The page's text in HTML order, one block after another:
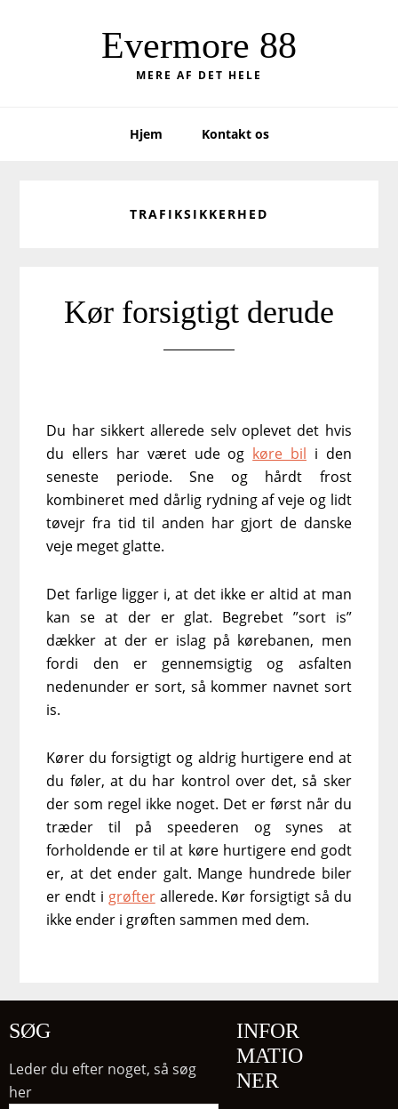
Evermore 88
MERE AF DET HELE
Hjem Kontakt os
TRAFIKSIKKERHED
Kør forsigtigt derude
Du har sikkert allerede selv oplevet det hvis
du ellers har været ude og køre bil i den
seneste periode. Sne og hårdt frost
kombineret med dårlig rydning af veje og lidt
tøvejr fra tid til anden har gjort de danske
veje meget glatte.
Det farlige ligger i, at det ikke er altid at man
kan se at der er glat. Begrebet ”sort is”
dækker at der er islag på kørebanen, men
fordi den er gennemsigtig og asfalten
nedenunder er sort, så kommer navnet sort
is.
Kører du forsigtigt og aldrig hurtigere end at
du føler, at du har kontrol over det, så sker
der som regel ikke noget. Det er først når du
træder til på speederen og synes at
forholdende er til at køre hurtigere end godt
er, at det ender galt. Mange hundrede biler
er endt i grøfterallerede. Kør forsigtigt så du
ikke ender i grøften sammen med dem.
SØG
Leder du efter noget, så søg
her
INFOR
MATIO
NER